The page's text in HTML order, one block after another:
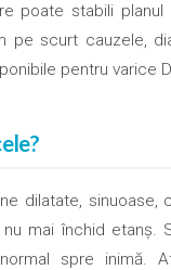
poate stabili
pe scurt cauzele,
pentru varice
dilatate, sinuoase,
mai închid etanș.
spre inimă.